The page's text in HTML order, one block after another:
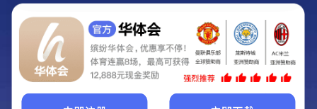
Hey Guys!
我们即将上线啦...